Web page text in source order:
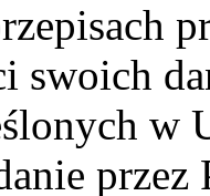
swoich
w
przez